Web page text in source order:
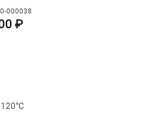
000038
₽